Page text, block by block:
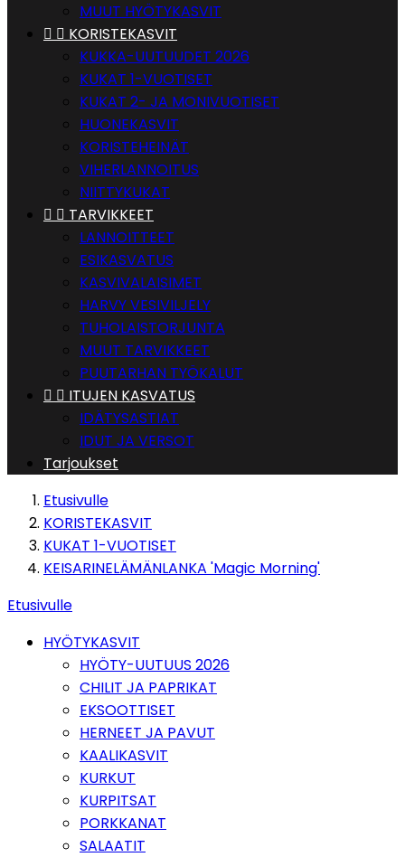
MUUT HYÖTYKASVIT
  KORISTEKASVIT
KUKKA-UUTUUDET 2026
KUKAT 1-VUOTISET
KUKAT 2- JA MONIVUOTISET
HUONEKASVIT
KORISTEHEINÄT
VIHERLANNOITUS
NIITTYKUKAT
  TARVIKKEET
LANNOITTEET
ESIKASVATUS
KASVIVALAISIMET
HARVY VESIVILJELY
TUHOLAISTORJUNTA
MUUT TARVIKKEET
PUUTARHAN TYÖKALUT
  ITUJEN KASVATUS
IDÄTYSASTIAT
IDUT JA VERSOT
Tarjoukset
Etusivulle
KORISTEKASVIT
KUKAT 1-VUOTISET
KEISARINELÄMÄNLANKA 'Magic Morning'
Etusivulle
HYÖTYKASVIT
HYÖTY-UUTUUS 2026
CHILIT JA PAPRIKAT
EKSOOTTISET
HERNEET JA PAVUT
KAALIKASVIT
KURKUT
KURPITSAT
PORKKANAT
SALAATIT